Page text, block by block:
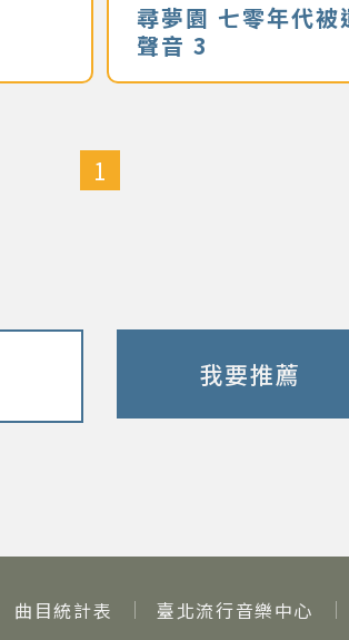
尋夢園 七零年代被
聲音 3
1
我要推薦
曲目統計表 臺北流行音樂中心